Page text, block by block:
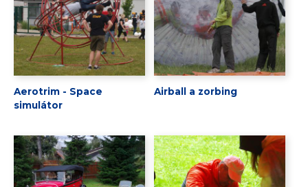
Aerotrim - Space
simulátor
Airball a zorbing